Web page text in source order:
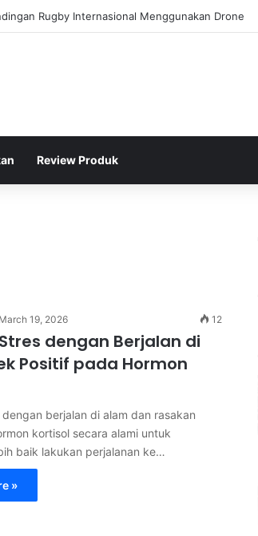
Transparan dan Apa Dampaknya?
Review Produk
March 19, 2026 12
dengan Berjalan di
Positif pada Hormon
berjalan di alam dan rasakan
kortisol secara alami untuk
baik lakukan perjalanan ke…
»